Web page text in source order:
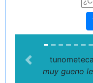
muy gueno
Previous